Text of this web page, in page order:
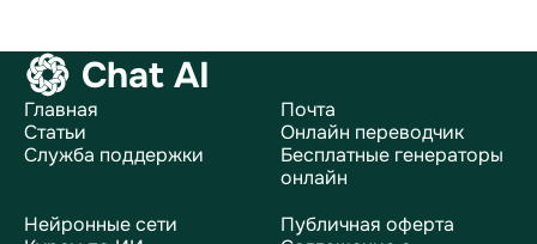
Chat AI
Главная
Статьи
Служба поддержки
Почта
Онлайн переводчик
Бесплатные генераторы
онлайн
Нейронные сети
Публичная оферта